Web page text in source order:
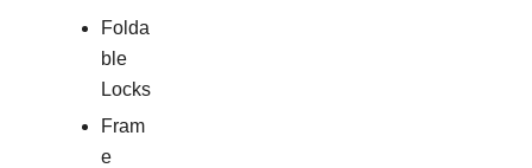
Folda
ble
Locks
Fram
e